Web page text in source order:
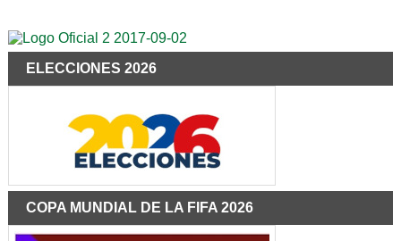
ELECCIONES 2026
COPA MUNDIAL DE LA FIFA 2026